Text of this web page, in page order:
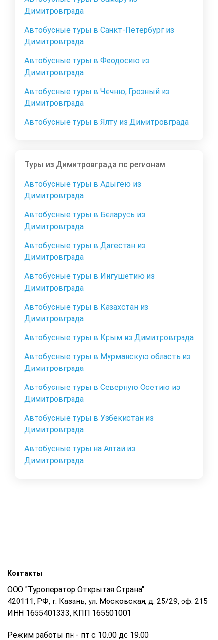
Димитровграда
Автобусные туры в Санкт-Петербург из
Димитровграда
Автобусные туры в Феодосию из
Димитровграда
Автобусные туры в Чечню, Грозный из
Димитровграда
Автобусные туры в Ялту из Димитровграда
Туры из Димитровграда по регионам
Автобусные туры в Адыгею из
Димитровграда
Автобусные туры в Беларусь из
Димитровграда
Автобусные туры в Дагестан из
Димитровграда
Автобусные туры в Ингушетию из
Димитровграда
Автобусные туры в Казахстан из
Димитровграда
Автобусные туры в Крым из Димитровграда
Автобусные туры в Мурманскую область из
Димитровграда
Автобусные туры в Северную Осетию из
Димитровграда
Автобусные туры в Узбекистан из
Димитровграда
Автобусные туры на Алтай из
Димитровграда
Контакты
ООО "Туроператор Открытая Страна"
420111, РФ, г. Казань, ул. Московская, д. 25/29, оф. 215
ИНН 1655401333, КПП 165501001
Режим работы пн - пт с 10.00 до 19.00